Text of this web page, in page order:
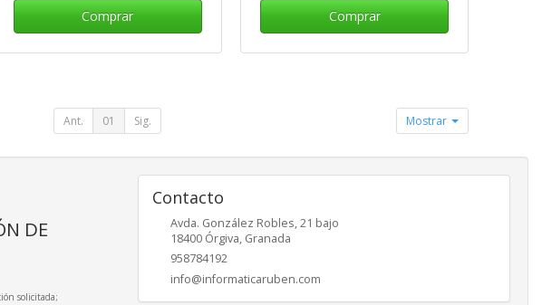
Comprar Comprar
Ant. 01 Sig. Mostrar
DE
solicitada;
Contacto
Avda. González Robles, 21 bajo
18400 Órgiva, Granada
958784192
info@informaticaruben.com